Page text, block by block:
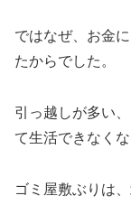
ではなぜ、お金
たからでした。
引っ越しが多い
て生活できなく
ゴミ屋敷ぶりは